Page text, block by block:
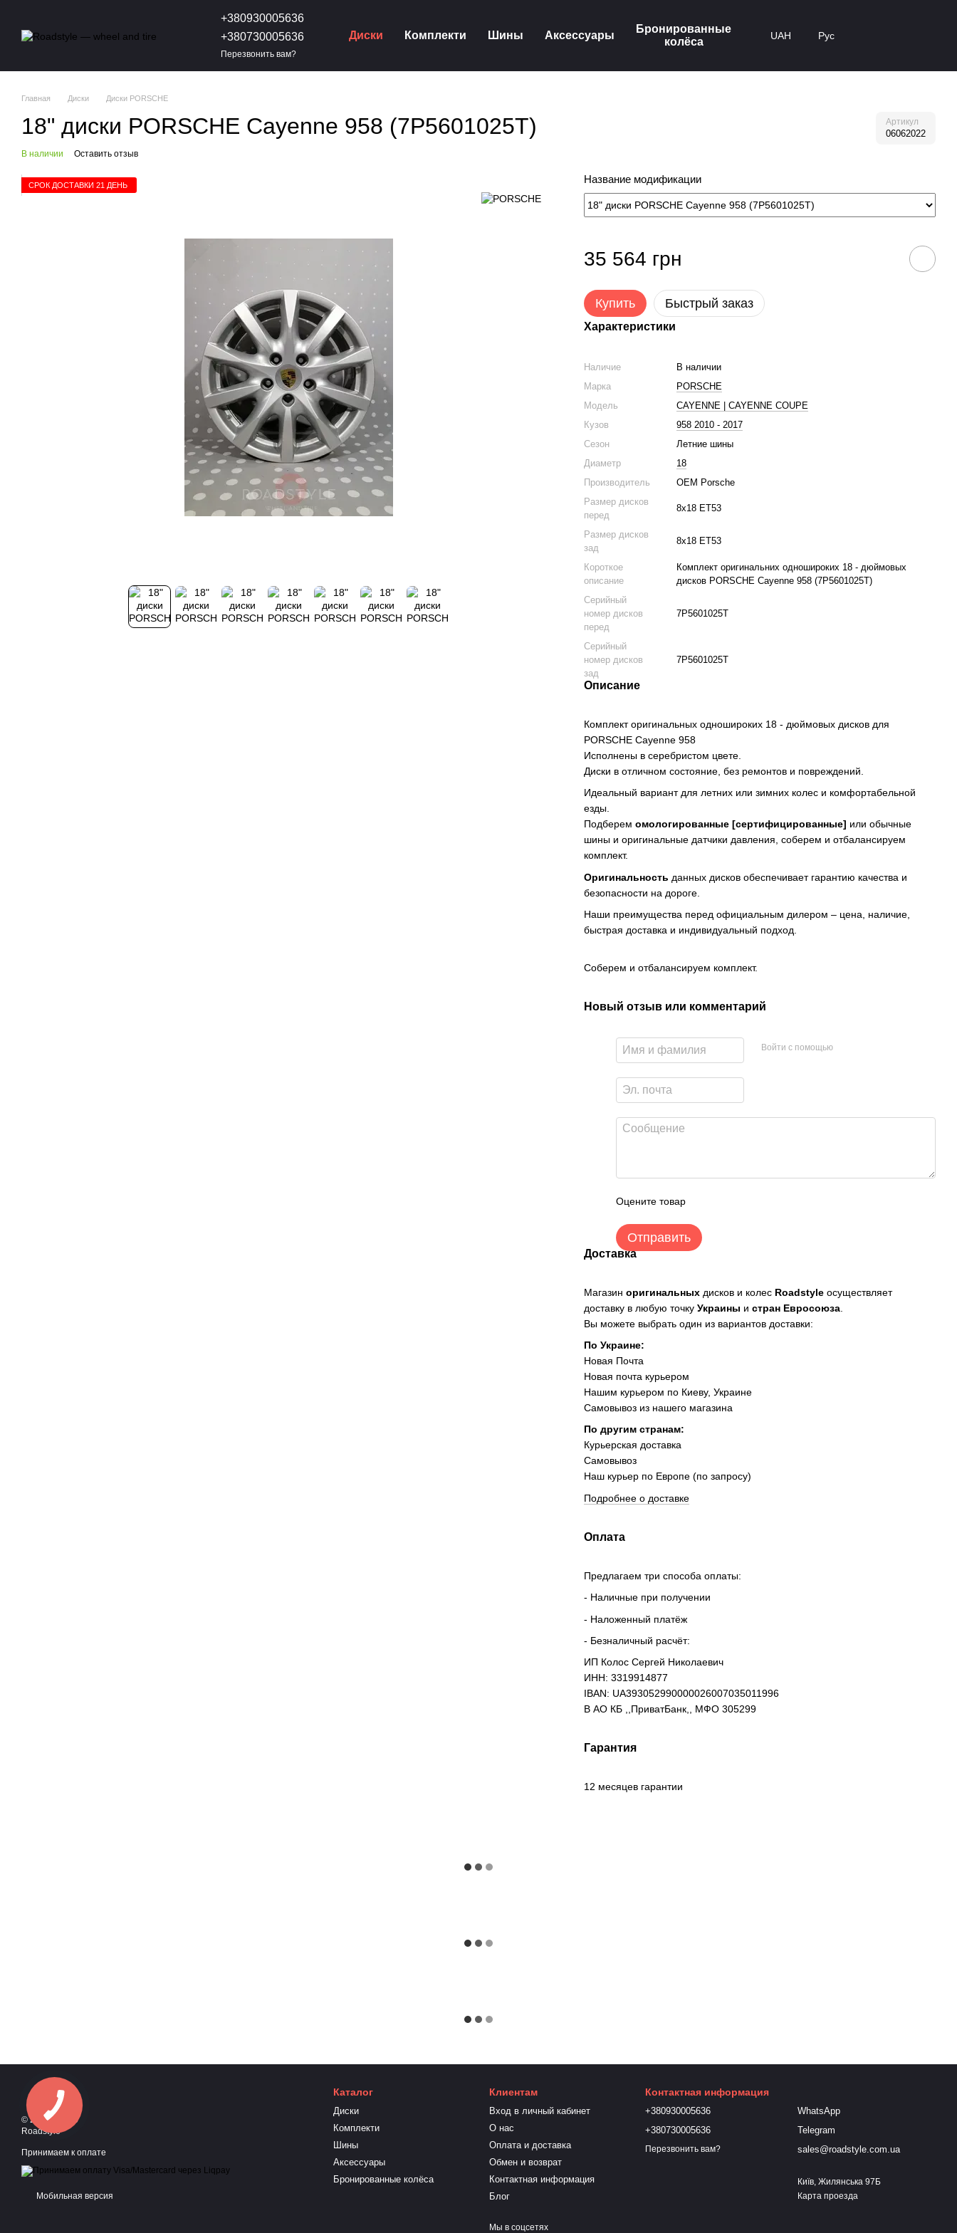
+380930005636
+380730005636
Перезвонить вам?
Диски Комплекти Шины Аксессуары
Бронированные
колёса
UAH Рус
Главная Диски Диски PORSCHE
18" диски PORSCHE Cayenne 958 (7P5601025T) Артикул
06062022
В наличии Оставить отзыв
СРОК ДОСТАВКИ 21 ДЕНЬ Название модификации
35 564 грн
Купить Быстрый заказ
Характеристики
Наличие
В наличии
Марка
PORSCHE
Модель
CAYENNE | CAYENNE COUPE
Кузов
958 2010 - 2017
Сезон
Летние шины
Диаметр
18
Производитель
OEM Porsche
Размер дисков
перед
8x18 ET53
Размер дисков
зад
8x18 ET53
Короткое
описание
Комплект оригинальних одношироких 18 - дюймовых
дисков PORSCHE Cayenne 958 (7P5601025T)
Серийный
номер дисков
перед
7P5601025T
Серийный
номер дисков
зад
7P5601025T
Описание
Комплект оригинальных одношироких 18 - дюймовых дисков для
PORSCHE Cayenne 958
Исполнены в серебристом цвете.
Диски в отличном состояние, без ремонтов и повреждений.
Идеальный вариант для летних или зимних колес и комфортабельной
езды.
Подберемомологированные [сертифицированные] или обычные
шины и оригинальные датчики давления, соберем и отбалансируем
комплект.
Оригинальность данных дисков обеспечивает гарантию качества и
безопасности на дороге.
Наши преимущества перед официальным дилером – цена, наличие,
быстрая доставка и индивидуальный подход.
Соберем и отбалансируем комплект.
Новый отзыв или комментарий
Войти с помощью
Оцените товар
Отправить
Доставка
Магазиноригинальных дисков и колес Roadstyle осуществляет
доставку в любую точкуУкраины истран Евросоюза
Вы можете выбрать один из вариантов доставки:
По Украине:
Новая Почта
Новая почта курьером
Нашим курьером по Киеву, Украине
Самовывоз из нашего магазина
По другим странам:
Курьерская доставка
Самовывоз
Наш курьер по Европе (по запросу)
Подробнее о доставке
Оплата
Предлагаем три способа оплаты:
- Наличные при получении
- Наложенный платёж
- Безналичный расчёт:
ИП Колос Сергей Николаевич
ИНН: 3319914877
IBAN: UA393052990000026007035011996
В АО КБ ,,ПриватБанк,, МФО 305299
Гарантия
12 месяцев гарантии
© 2016—2026
Roadstyle
Принимаем к оплате
Мобильная версия
Каталог
Диски
Комплекти
Шины
Аксессуары
Бронированные колёса
Клиентам
Вход в личный кабинет
О нас
Оплата и доставка
Обмен и возврат
Контактная информация
Блог
Мы в соцсетях
Контактная информация
+380930005636
+380730005636
Перезвонить вам?
WhatsApp
Telegram
sales@roadstyle.com.ua
Київ, Жилянська 97Б
Карта проезда